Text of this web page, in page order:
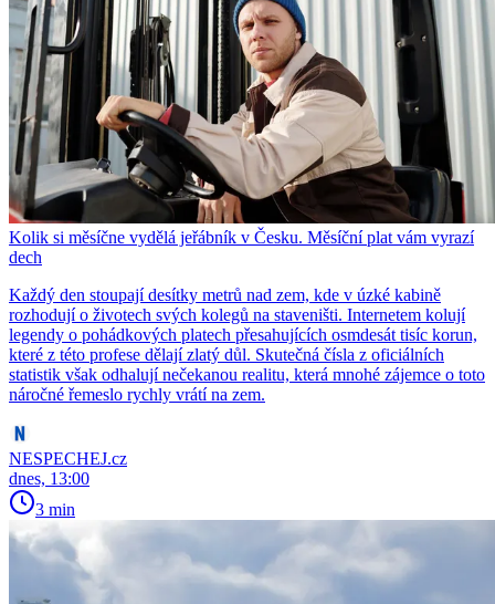
Kolik si měsíčne vydělá jeřábník v Česku. Měsíční plat vám vyrazí
dech
Každý den stoupají desítky metrů nad zem, kde v úzké kabině
rozhodují o životech svých kolegů na staveništi. Internetem kolují
legendy o pohádkových platech přesahujících osmdesát tisíc korun,
které z této profese dělají zlatý důl. Skutečná čísla z oficiálních
statistik však odhalují nečekanou realitu, která mnohé zájemce o toto
náročné řemeslo rychly vrátí na zem.
NESPECHEJ.cz
dnes, 13:00
3 min